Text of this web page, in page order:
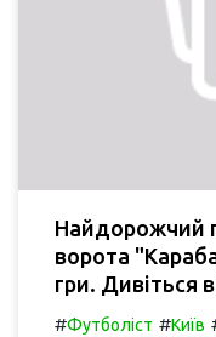
Найдорожчий
ворота
гри. Дивіться
#Футболіст #Київ